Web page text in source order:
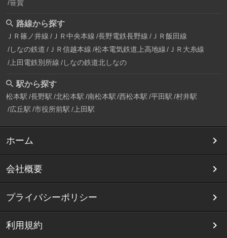
笹賀
路線から探す
ＪＲ篠ノ井線 ＪＲ中央本線 長野電鉄長野線 ＪＲ飯田線
しなの鉄道 ＪＲ信越本線 松本電気鉄道上高地線
ＪＲ大糸線
上田電鉄別所線 しなの鉄道北しなの
駅から探す
松本駅 長野駅 北松本駅 南松本駅 西松本駅 平田駅 村井駅
広丘駅 市役所前駅 上田駅
ホーム
会社概要
プライバシーポリシー
利用規約